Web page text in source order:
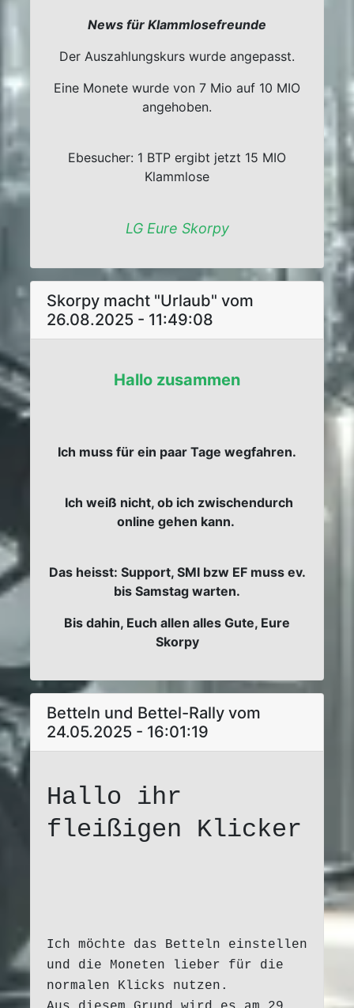
News für Klammlosefreunde
Der Auszahlungskurs wurde angepasst.
Eine Monete wurde von 7 Mio auf 10 MIO
angehoben.
Ebesucher: 1 BTP ergibt jetzt 15 MIO
Klammlose
LG Eure Skorpy
Skorpy macht "Urlaub" vom
26.08.2025 - 11:49:08
Hallo zusammen
Ich muss für ein paar Tage wegfahren.
Ich weiß nicht, ob ich zwischendurch
online gehen kann.
Das heisst: Support, SMI bzw EF muss ev.
bis Samstag warten.
Bis dahin, Euch allen alles Gute, Eure
Skorpy
Betteln und Bettel-Rally vom
24.05.2025 - 16:01:19
Hallo ihr
fleißigen Klicker
Ich möchte das Betteln einstellen
und die Moneten lieber für die
normalen Klicks nutzen.